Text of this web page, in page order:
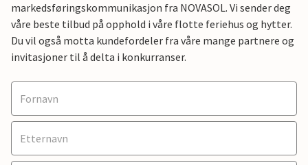
markedsføringskommunikasjon fra NOVASOL. Vi sender deg
våre beste tilbud på opphold i våre flotte feriehus og hytter.
Du vil også motta kundefordeler fra våre mange partnere og
invitasjoner til å delta i konkurranser.